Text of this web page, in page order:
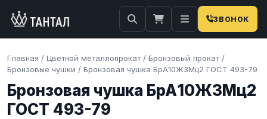
ЗВОНОК
Главная / Цветной металлопрокат / Бронзовый прокат /
Бронзовые чушки / Бронзовая чушка БрА10Ж3Мц2 ГОСТ 493-79
Бронзовая чушка БрА10Ж3Мц2
ГОСТ 493-79